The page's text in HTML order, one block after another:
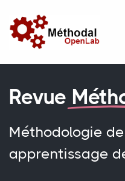
Revue
Méthodologie
apprentissage